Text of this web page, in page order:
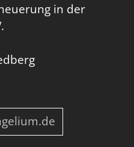
in der
l m d